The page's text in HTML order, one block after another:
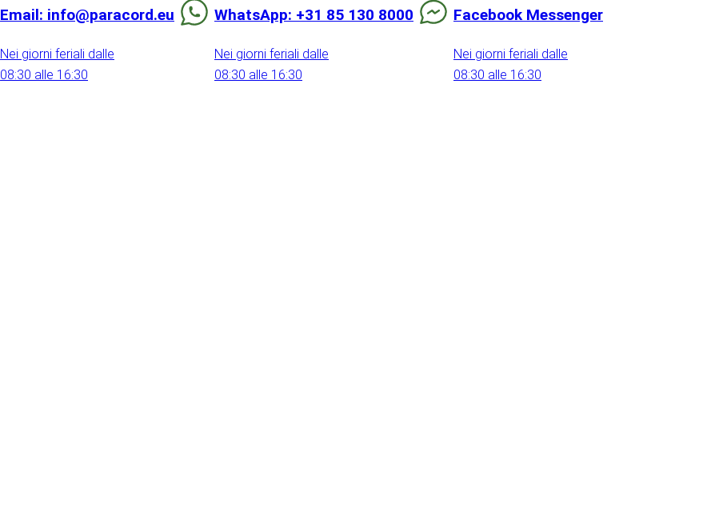
Email: info@paracord.eu
Nei giorni feriali dalle
08:30 alle 16:30
WhatsApp: +31 85 130 8000
Nei giorni feriali dalle
08:30 alle 16:30
Facebook Messenger
Nei giorni feriali dalle
08:30 alle 16:30